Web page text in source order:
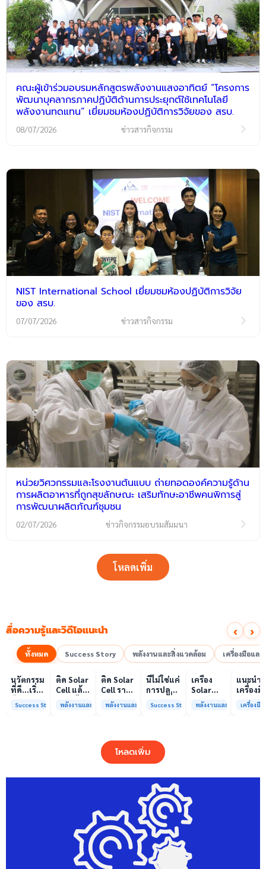
คณะผู้เข้าร่วมอบรมหลักสูตรพลังงานแสงอาทิตย์ “โครงการ
พัฒนาบุคลากรภาคปฏิบัติด้านการประยุกต์ใช้เทคโนโลยี
พลังงานทดแทน” เยี่ยมชมห้องปฏิบัติการวิจัยของ สรบ.
08/07/2026 ข่าวสารกิจกรรม
NIST International School เยี่ยมชมห้องปฏิบัติการวิจัย
ของ สรบ.
07/07/2026 ข่าวสารกิจกรรม
หน่วยวิศวกรรมและโรงงานต้นแบบ ถ่ายทอดองค์ความรู้ด้าน
การผลิตอาหารที่ถูกสุขลักษณะ เสริมทักษะอาชีพคนพิการสู่
การพัฒนาผลิตภัณฑ์ชุมชน
02/07/2026 ข่าวกิจกรรมอบรมสัมมนา
โหลดเพิ่ม
สื่อความรู้และวิดีโอแนะนำ ‹ ›
ทั้งหมด Success Story พลังงานและสิ่งแวดล้อม เครื่องมือแล
00:10
นวัตกรรม
ที่ดี…เริ่ม
ความร่วม
Success Story
00:10
ติด Solar
Cell แล้ว
ลดค่าไฟ
ได้จริง
พลังงานและสิ่งแวดล้อม
00:08
ติด Solar
Cell ราคา
แพง แต่
ค่าไฟ
พลังงานและสิ่งแวดล้อม
เล่นวิดีโอ
นี่ไม่ใช่แค่
การปลูก
คือการ
ให้ป่า
ต้นน้ำและ
ชุมชน
Success Story
เครื่อง
Solar
Simulator
มาตรฐาน
บริการ
พลังงานและสิ่งแวดล้อม
เล่
01:00
แนะนำ
เครื่องมื
วิเคราะ
ทดสอบ
และสิ่ง
เครื่องมื
โหลดเพิ่ม